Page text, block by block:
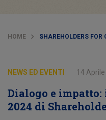
HOME SHAREHOLDERS FOR
NEWS ED EVENTI 14
Dialogo e
2024 di